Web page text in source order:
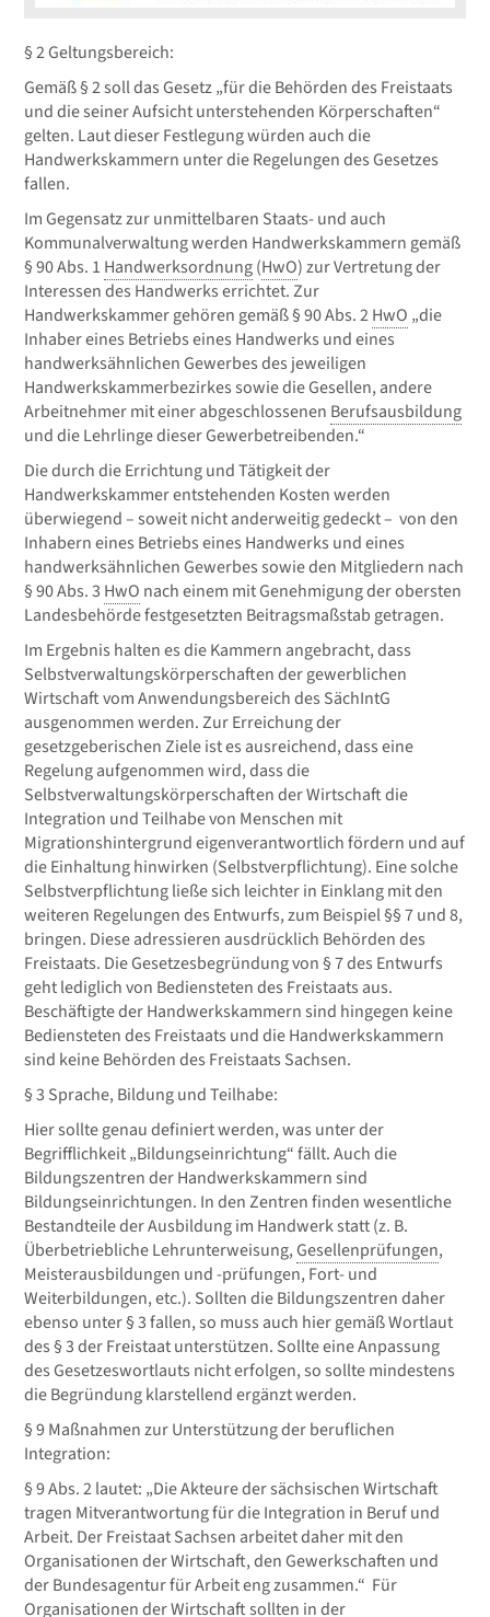
§ 2 Geltungsbereich:
Gemäß § 2 soll das Gesetz „für die Behörden des Freistaats
und die seiner Aufsicht unterstehenden Körperschaften“
gelten. Laut dieser Festlegung würden auch die
Handwerkskammern unter die Regelungen des Gesetzes
fallen.
Im Gegensatz zur unmittelbaren Staats- und auch
Kommunalverwaltung werden Handwerkskammern gemäß
§ 90 Abs. 1 Handwerksordnung(HwO) zur Vertretung der
Interessen des Handwerks errichtet. Zur
Handwerkskammer gehören gemäß § 90 Abs. 2HwO „die
Inhaber eines Betriebs eines Handwerks und eines
handwerksähnlichen Gewerbes des jeweiligen
Handwerkskammerbezirkes sowie die Gesellen, andere
Arbeitnehmer mit einer abgeschlossenen Berufsausbildung
und die Lehrlinge dieser Gewerbetreibenden.“
Die durch die Errichtung und Tätigkeit der
Handwerkskammer entstehenden Kosten werden
überwiegend – soweit nicht anderweitig gedeckt – von den
Inhabern eines Betriebs eines Handwerks und eines
handwerksähnlichen Gewerbes sowie den Mitgliedern nach
§ 90 Abs. 3 HwO nach einem mit Genehmigung der obersten
Landesbehörde festgesetzten Beitragsmaßstab getragen.
Im Ergebnis halten es die Kammern angebracht, dass
Selbstverwaltungskörperschaften der gewerblichen
Wirtschaft vom Anwendungsbereich des SächIntG
ausgenommen werden. Zur Erreichung der
gesetzgeberischen Ziele ist es ausreichend, dass eine
Regelung aufgenommen wird, dass die
Selbstverwaltungskörperschaften der Wirtschaft die
Integration und Teilhabe von Menschen mit
Migrationshintergrund eigenverantwortlich fördern und auf
die Einhaltung hinwirken (Selbstverpflichtung). Eine solche
Selbstverpflichtung ließe sich leichter in Einklang mit den
weiteren Regelungen des Entwurfs, zum Beispiel §§ 7 und 8,
bringen. Diese adressieren ausdrücklich Behörden des
Freistaats. Die Gesetzesbegründung von § 7 des Entwurfs
geht lediglich von Bediensteten des Freistaats aus.
Beschäftigte der Handwerkskammern sind hingegen keine
Bediensteten des Freistaats und die Handwerkskammern
sind keine Behörden des Freistaats Sachsen.
§ 3 Sprache, Bildung und Teilhabe:
Hier sollte genau definiert werden, was unter der
Begrifflichkeit „Bildungseinrichtung“ fällt. Auch die
Bildungszentren der Handwerkskammern sind
Bildungseinrichtungen. In den Zentren finden wesentliche
Bestandteile der Ausbildung im Handwerk statt (z. B.
Überbetriebliche Lehrunterweisung,Gesellenprüfungen,
Meisterausbildungen und -prüfungen, Fort- und
Weiterbildungen, etc.). Sollten die Bildungszentren daher
ebenso unter § 3 fallen, so muss auch hier gemäß Wortlaut
des § 3 der Freistaat unterstützen. Sollte eine Anpassung
des Gesetzeswortlauts nicht erfolgen, so sollte mindestens
die Begründung klarstellend ergänzt werden.
§ 9 Maßnahmen zur Unterstützung der beruflichen
Integration:
§ 9 Abs. 2 lautet: „Die Akteure der sächsischen Wirtschaft
tragen Mitverantwortung für die Integration in Beruf und
Arbeit. Der Freistaat Sachsen arbeitet daher mit den
Organisationen der Wirtschaft, den Gewerkschaften und
der Bundesagentur für Arbeit eng zusammen.“ Für
Organisationen der Wirtschaft sollten in der